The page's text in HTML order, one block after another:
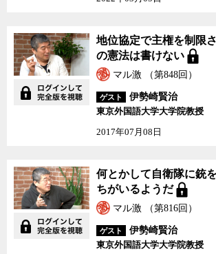
攻撃されていないにもかかわらず同盟国と共同
る権限を認めた今回の安保法制で、その矛盾は
のとなってしまったということだ。
今回の安保法制では、自衛隊の武器使用権限
衛隊員のリスクも格段に高まっている。しかし
め、リスクの拡大に伴う自衛隊員の法的地位の
安保法制で政治や国民の目が国防に向けられ
国防政策の根本的な欺瞞にもようやく目が向け
あったが、結局、推進する政府・与党と反対す
で、この問題に焦点が当たることはなかった。
地位協定で主権を制限
の憲法は書けない
マル激 （第848回）
ゲスト
伊勢崎賢治
東京外国語大学大学院教授
2017年07月08日
何とかして自衛隊に銃
ちがいるようだ
マル激 （第816回）
ゲスト
伊勢崎賢治
東京外国語大学大学院教授